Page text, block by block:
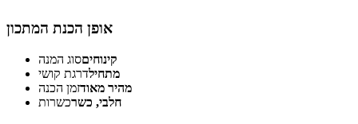
אופן הכנת המתכון
קינוחיםסוג המנה
מתחילדרגת קושי
מהיר מאודזמן הכנה
חלבי, כשרכשרות